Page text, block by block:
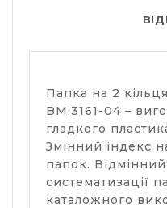
Папка на 2
BM.3161-04 –
гладкого
Змінний індекс
папок.
систематизації
каталожного